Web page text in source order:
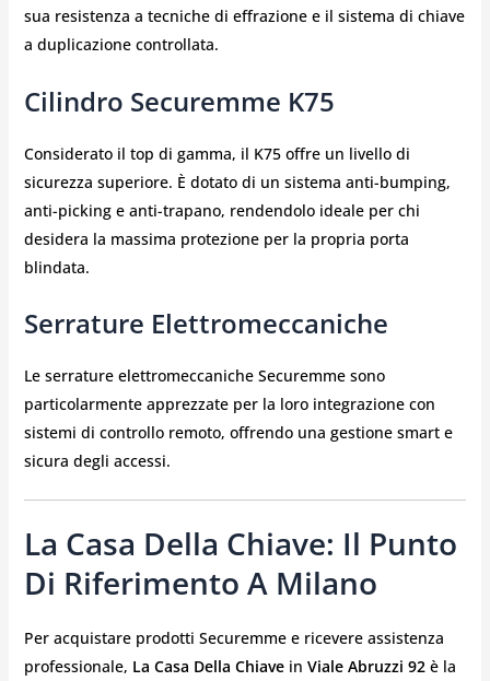
sua resistenza a tecniche di effrazione e il sistema di chiave
a duplicazione controllata.
Cilindro Securemme K75
Considerato il top di gamma, il K75 offre un livello di
sicurezza superiore. È dotato di un sistema anti-bumping,
anti-picking e anti-trapano, rendendolo ideale per chi
desidera la massima protezione per la propria porta
blindata.
Serrature Elettromeccaniche
Le serrature elettromeccaniche Securemme sono
particolarmente apprezzate per la loro integrazione con
sistemi di controllo remoto, offrendo una gestione smart e
sicura degli accessi.
La Casa Della Chiave: Il Punto
Di Riferimento A Milano
Per acquistare prodotti Securemme e ricevere assistenza
professionale, La Casa Della Chiavein Viale Abruzzi 92è la